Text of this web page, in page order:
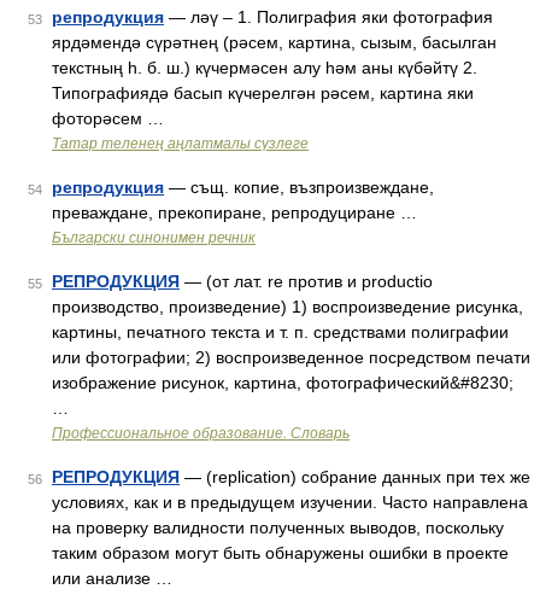
53 репродукция — ләү – 1. Полиграфия яки фотография
ярдәмендә сүрәтнең (рәсем, картина, сызым, басылган
текстның һ. б. ш.) күчермәсен алу һәм аны күбәйтү 2.
Типографиядә басып күчерелгән рәсем, картина яки
фоторәсем …
Татар теленең аңлатмалы сүзлеге
54 репродукция — същ. копие, възпроизвеждане,
преваждане, прекопиране, репродуциране …
Български синонимен речник
55 РЕПРОДУКЦИЯ — (от лат. re против и productio
производство, произведение) 1) воспроизведение рисунка,
картины, печатного текста и т. п. средствами полиграфии
или фотографии; 2) воспроизведенное посредством печати
изображение рисунок, картина, фотографический&#8230;
Профессиональное образование. Словарь
56 РЕПРОДУКЦИЯ — (replication) собрание данных при тех же
условиях, как и в предыдущем изучении. Часто направлена
на проверку валидности полученных выводов, поскольку
таким образом могут быть обнаружены ошибки в проекте
или анализе …